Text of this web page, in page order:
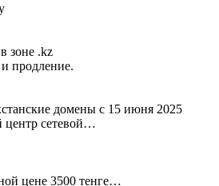
зоне .kz
продление.
домены с 15 июня 2025
центр сетевой…
цене 3500 тенге…